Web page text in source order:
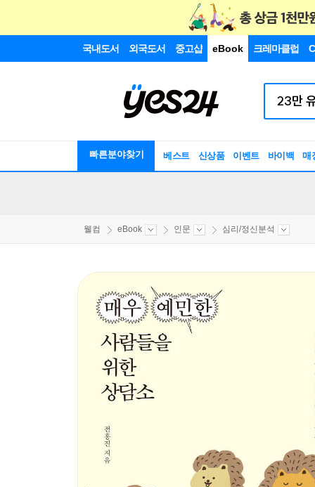
국내도서 외국도서 중고샵 eBook 크레마클럽
빠른분야찾기 베스트 신상품 이벤트 바이백 매
웰컴 eBook 인문 심리/정신분석